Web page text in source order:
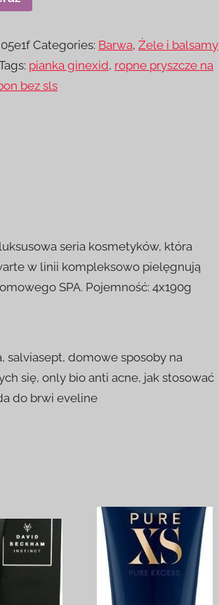
Categories: Barwa,Żele i balsamy
pianka ginexid, ropne pryszcze na
bez sls
seria kosmetyków, która
w linii kompleksowo pielęgnują
SPA. Pojemność: 4x190g
salviasept, domowe sposoby na
się, only bio anti acne, jak stosować
do brwi eveline